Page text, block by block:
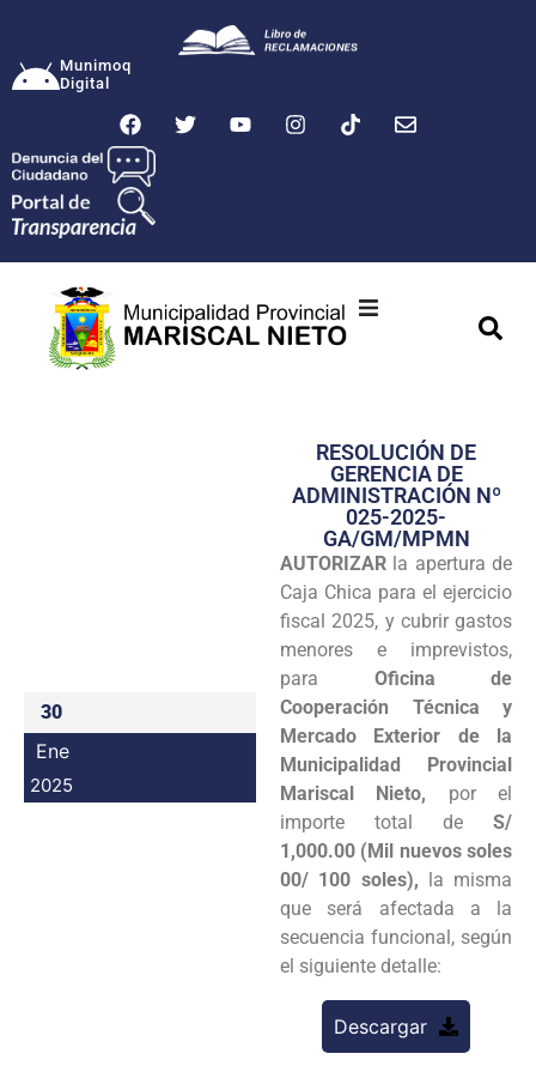
Munimoq
Digital
Transparencia
Seguridad
Programas
Intranet
30
Ene
2025
RESOLUCIÓN DE
GERENCIA DE
ADMINISTRACIÓN Nº
025-2025-
GA/GM/MPMN
AUTORIZAR la apertura de
Caja Chica para el ejercicio
fiscal 2025, y cubrir gastos
menores e imprevistos,
para Oficina de
Cooperación Técnica y
Mercado Exterior de la
Municipalidad Provincial
Mariscal Nieto, por el
importe total de S/
1,000.00 (Mil nuevos soles
00/ 100 soles), la misma
que será afectada a la
secuencia funcional, según
el siguiente detalle:
Descargar